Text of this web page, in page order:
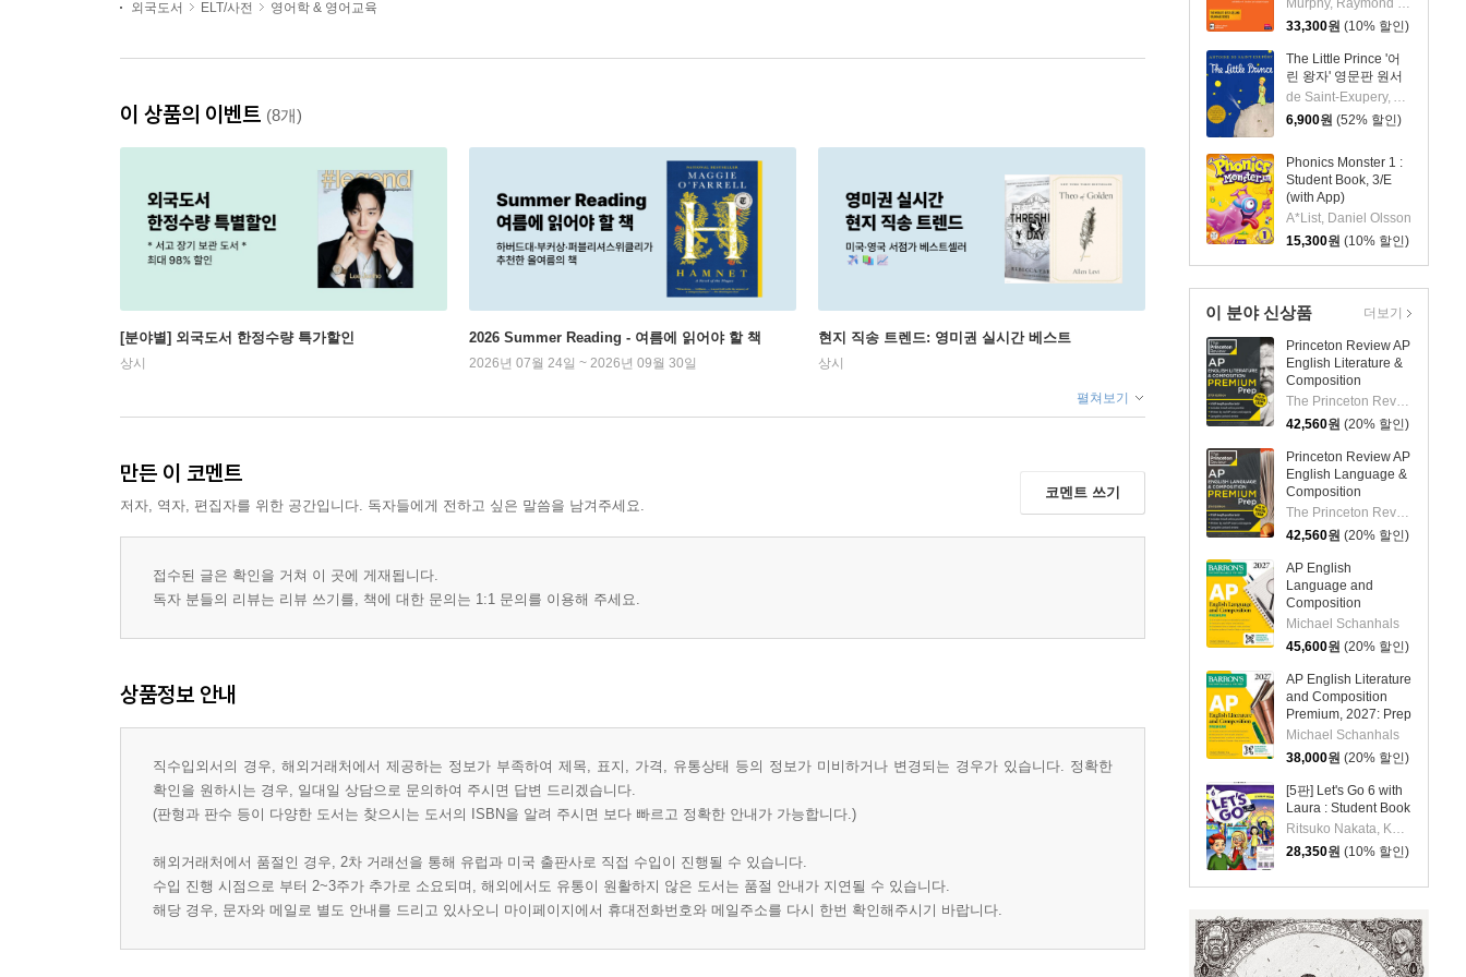
4/E
Murphy, Raymond / Smalzer, William R. / Chapple, Joseph
33,300원 (10% 할인)
The Little Prince '어
린 왕자' 영문판 원서
de Saint-Exupery, Antoine / de Saint-Exupery, Antoine
6,900원 (52% 할인)
Phonics Monster 1 :
Student Book, 3/E
(with App)
A*List, Daniel Olsson
15,300원 (10% 할인)
이 분야 신상품
Princeton Review AP
English Literature &
Composition
Premium Prep, 27th
Edition: 6 Practice
Tests + Digital
Practice Online +
Content Review
The Princeton Review
42,560원 (20% 할인)
Princeton Review AP
English Language &
Composition
Premium Prep, 21st
Edition: 8 Practice
Tests + Digital
Practice Online +
Content Review
The Princeton Review
42,560원 (20% 할인)
AP English
Language and
Composition
Premium, 2027: Prep
Book with 8 Practice
Tests + Online
Practice
Michael Schanhals
45,600원 (20% 할인)
AP English Literature
and Composition
Premium, 2027: Prep
Book with 8 Practice
Tests + Online
Practice
Michael Schanhals
38,000원 (20% 할인)
[5판] Let's Go 6 with
Laura : Student Book
Ritsuko Nakata, Karen Frazier, Barbara Hoskins, Carolyn Graham
28,350원 (10% 할인)
더보기
외국도서 ELT/사전 영어학 & 영어교육
이 상품의 이벤트 (8개)
[분야별] 외국도서 한정수량 특가할인
상시
2026 Summer Reading - 여름에 읽어야 할 책
2026년 07월 24일 ~ 2026년 09월 30일
현지 직송 트렌드: 영미권 실시간 베스트
상시
펼쳐보기
만든 이 코멘트
저자, 역자, 편집자를 위한 공간입니다. 독자들에게 전하고 싶은 말씀을 남겨주세요.
코멘트 쓰기
접수된 글은 확인을 거쳐 이 곳에 게재됩니다.
독자 분들의 리뷰는 리뷰 쓰기를, 책에 대한 문의는 1:1 문의를 이용해 주세요.
상품정보 안내
직수입외서의 경우, 해외거래처에서 제공하는 정보가 부족하여 제목, 표지, 가격, 유통상태 등의 정보가 미비하거나 변경되는 경우가 있습니다. 정확한
확인을 원하시는 경우, 일대일 상담으로 문의하여 주시면 답변 드리겠습니다.
(판형과 판수 등이 다양한 도서는 찾으시는 도서의 ISBN을 알려 주시면 보다 빠르고 정확한 안내가 가능합니다.)
해외거래처에서 품절인 경우, 2차 거래선을 통해 유럽과 미국 출판사로 직접 수입이 진행될 수 있습니다.
수입 진행 시점으로 부터 2~3주가 추가로 소요되며, 해외에서도 유통이 원활하지 않은 도서는 품절 안내가 지연될 수 있습니다.
해당 경우, 문자와 메일로 별도 안내를 드리고 있사오니 마이페이지에서 휴대전화번호와 메일주소를 다시 한번 확인해주시기 바랍니다.